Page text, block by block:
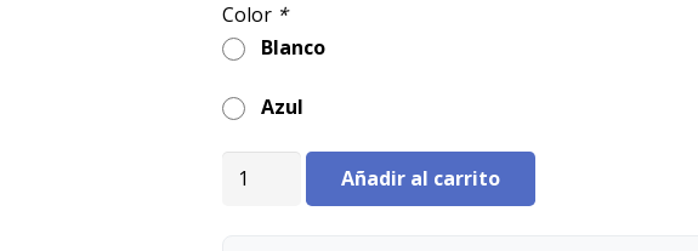
Color *
Blanco
Azul
Taburete
Añadir al carrito